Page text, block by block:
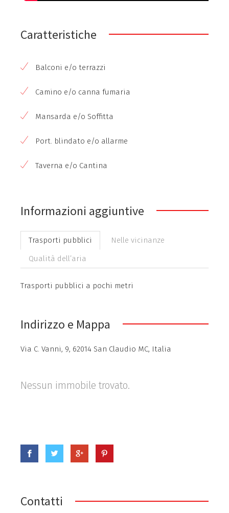
Caratteristiche
Balconi e/o terrazzi
Camino e/o canna fumaria
Mansarda e/o Soffitta
Port. blindato e/o allarme
Taverna e/o Cantina
Informazioni aggiuntive
Trasporti pubblici
Nelle vicinanze
Qualità dell’aria
Trasporti pubblici a pochi metri
Indirizzo e Mappa
Via C. Vanni, 9, 62014 San Claudio MC, Italia
Nessun immobile trovato.
Contatti